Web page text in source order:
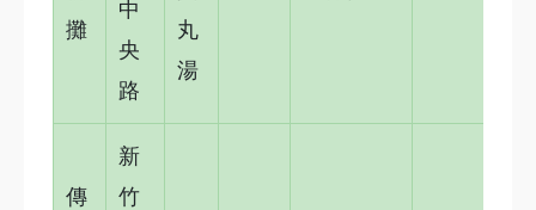
攤
中
央
路
丸
湯
傳
新
竹